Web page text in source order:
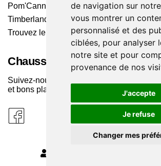
de navigation sur
vous montrer un
personnalisé et des
ciblées, pour analyser
notre site et pour
provenance de nos
J'accepte
Je refuse
Changer mes
Pom'Cannelle
Timberland
Trouvez le magasin le plus proche
Chaussuresonline sur les
Suivez-nous sur les réseaux pour les
et bons plans !